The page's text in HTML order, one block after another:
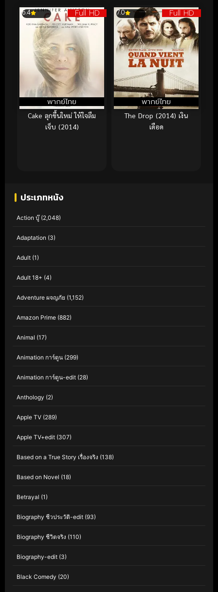
Full HD
พากย์ไทย
6.4
Cake ลุกขึ้นใหม่ ให้ใจลืม
เจ็บ (2014)
Full HD
พากย์ไทย
7.0
The Drop (2014) เงิน
เดือด
ประเภทหนัง
Action บู๊(2,048)
Adaptation (3)
Adult (1)
Adult 18+ (4)
Adventure ผจญภัย (1,152)
Amazon Prime (882)
Animal (17)
Animation การ์ตูน (299)
Animation การ์ตูน-edit (28)
Anthology (2)
Apple TV (289)
Apple TV+edit (307)
Based on a True Story เรื่องจริง (138)
Based on Novel (18)
Betrayal (1)
Biography ชีวประวัติ-edit (93)
Biography ชีวิตจริง (110)
Biography-edit (3)
Black Comedy (20)